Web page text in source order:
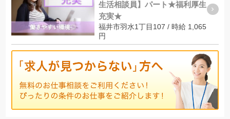
生活相談員】パート★福利厚生
充実★
福井市羽水1丁目107 / 時給 1,065
円